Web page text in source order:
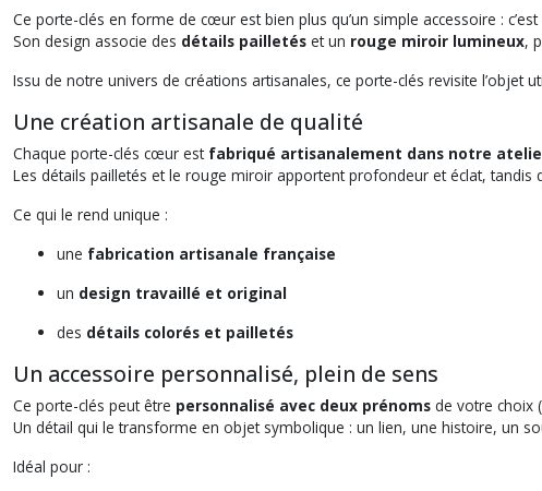
Ce porte-clés en forme de cœur est bien plus qu’un simple accessoire : c’est
Son design associe des détails pailletés et un rouge miroir lumineux,
Issu de notre univers de créations artisanales, ce porte-clés revisite l’objet
Une création artisanale de qualité
Chaque porte-clés cœur est fabriqué artisanalement dans notre
Les détails pailletés et le rouge miroir apportent profondeur et éclat,
Ce qui le rend unique :
une fabrication artisanale française
un design travaillé et original
des détails colorés et pailletés
Un accessoire personnalisé, plein de sens
Ce porte-clés peut être personnalisé avec deux prénoms de votre choix
Un détail qui le transforme en objet symbolique : un lien, une histoire, un
Idéal pour :